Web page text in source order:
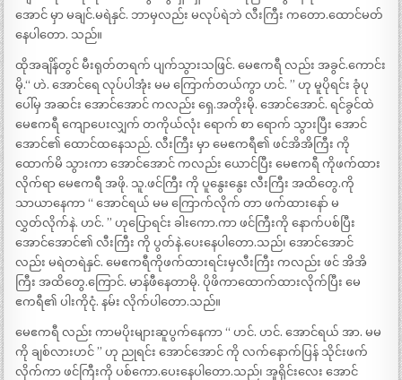
အောင် မှာ မချင်.မရဲနှင်. ဘာမှလည်း မလုပ်ရဲဘဲ လီးကြီး ကတော.ထောင်မတ်
နေပါတော. သည်။
ထိုအချိန်တွင် မီးရုတ်တရက် ပျက်သွားသဖြင်. မေဧကရီ လည်း အခွင်.ကောင်း
မို.“ ဟဲ. အောင်ရေ လုပ်ပါအုံး မမ ကြောက်တယ်ကွာ ဟင်. ” ဟု မူပိုရင်း ခုံပု
ပေါ်မှ အဆင်း အောင်အောင် ကလည်း ရှေ.အတိုးမို. အောင်အောင်. ရင်ခွင်ထဲ
မေဧကရီ ကျောပေးလျှက် တကိုယ်လုံး ရောက် စာ ရောက် သွားပြီး အောင်
အောင်၏ ထောင်ထနေသည်. လီးကြီး မှာ မေဧကရီ၏ ဖင်အိအိကြီး ကို
ထောက်မိ သွားကာ အောင်အောင် ကလည်း ယောင်ပြီး မေဧကရီ ကိုဖက်ထား
လိုက်ရာ မေဧကရီ အဖို. သူ.ဖင်ကြီး ကို ပူနွေးနွေး လီးကြီး အထိတွေ.ကို
သာယာနေကာ “ အောင်ရယ် မမ ကြောက်လိုက် တာ ဖက်ထားနော် မ
လွှတ်လိုက်နဲ. ဟင်. ” ဟုပြောရင်း ခါးကော.ကာ ဖင်ကြီးကို နောက်ပစ်ပြီး
အောင်အောင်၏ လီးကြီး ကို ပွတ်နဲ.ပေးနေပါတော.သည်၊ အောင်အောင်
လည်း မရဲတရဲနှင်. မေဧကရီကိုဖက်ထားရင်းမှလီးကြီး ကလည်း ဖင် အိအိ
ကြီး အထိတွေ.ကြောင်. မာန်ဖီနေတာမို. ပိုဖိကာထောက်ထားလိုက်ပြီး မေ
ဧကရီ၏ ပါးကိုငုံ. နမ်း လိုက်ပါတော.သည်။
မေဧကရီ လည်း ကာမပိုးများဆူပွက်နေကာ “ ဟင်. ဟင်. အောင်ရယ် အာ. မမ
ကို ချစ်လားဟင် ” ဟု ညုရင်း အောင်အောင် ကို လက်နောက်ပြန် သိုင်းဖက်
လိုက်ကာ ဖင်ကြီးကို ပစ်ကော.ပေးနေပါတော.သည်၊ အူရိုင်းလေး အောင်